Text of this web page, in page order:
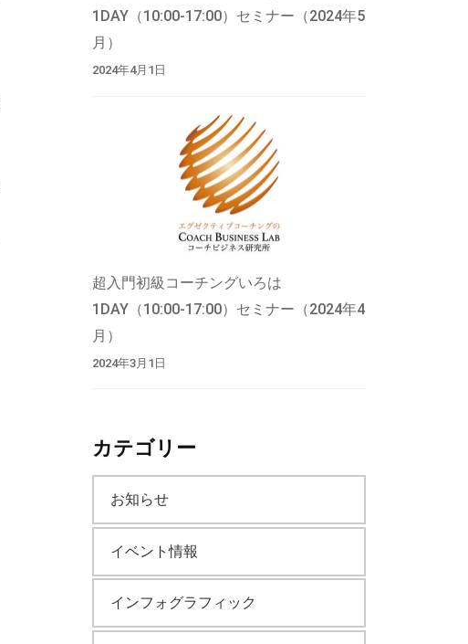
1DAY（10:00-17:00）セミナー（2024年5
月）
2024年4月1日
超入門初級コーチングいろは
1DAY（10:00-17:00）セミナー（2024年4
月）
2024年3月1日
カテゴリー
お知らせ
イベント情報
インフォグラフィック